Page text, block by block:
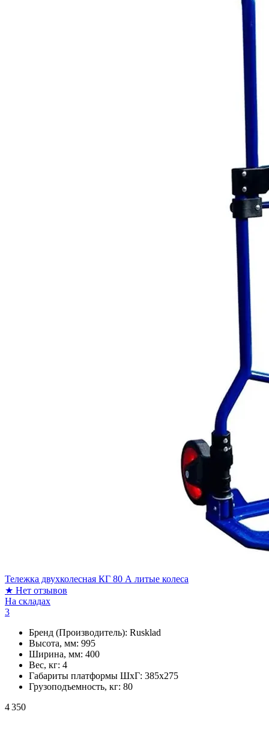
Тележка двухколесная КГ 80 А литые колеса
★ Нет отзывов
На складах
3
Бренд (Производитель): Rusklad
Высота, мм: 995
Ширина, мм: 400
Вес, кг: 4
Габариты платформы ШxГ: 385х275
Грузоподъемность, кг: 80
4 350